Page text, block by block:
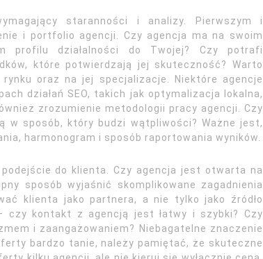
staranności i analizy. Pierwszym i
i portfolio agencji. Czy agencja ma na swoim
profilu działalności do Twojej? Czy potrafi
które potwierdzają jej skuteczność? Warto
oraz na jej specjalizacje. Niektóre agencje
działań SEO, takich jak optymalizacja lokalna,
zrozumienie metodologii pracy agencji. Czy
w sposób, który budzi wątpliwości? Ważne jest,
harmonogram i sposób raportowania wyników.
do klienta. Czy agencja jest otwarta na
sposób wyjaśnić skomplikowane zagadnienia
klienta jako partnera, a nie tylko jako źródło
czy kontakt z agencją jest łatwy i szybki? Czy
i zaangażowaniem? Niebagatelne znaczenie
bardzo tanie, należy pamiętać, że skuteczne